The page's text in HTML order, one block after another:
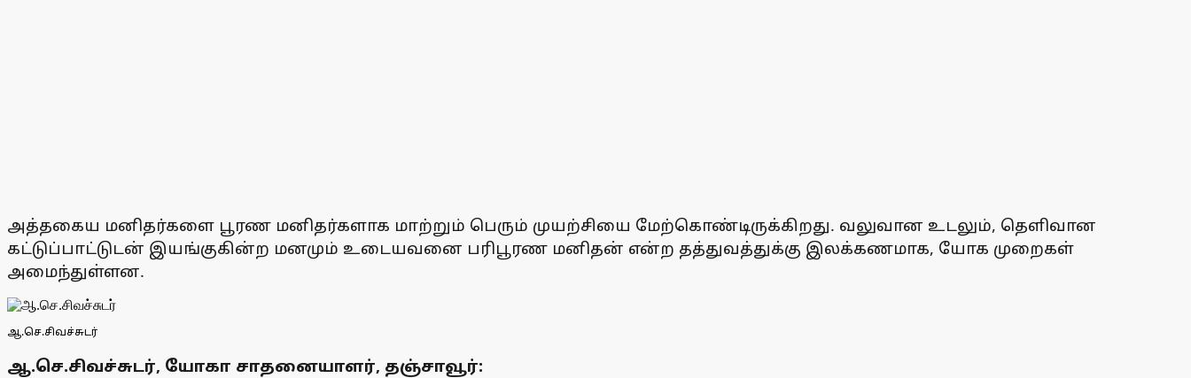
அத்தகைய மனிதர்களை பூரண மனிதர்களாக மாற்றும் பெரும் முயற்சியை மேற்கொண்டிருக்கிறது. வலுவான உடலும், தெளிவான
கட்டுப்பாட்டுடன் இயங்குகின்ற மனமும் உடையவனை பரிபூரண மனிதன் என்ற தத்துவத்துக்கு இலக்கணமாக, யோக முறைகள்
அமைந்துள்ளன.
ஆ.செ.சிவச்சுடர்
ஆ.செ.சிவச்சுடர், யோகா சாதனையாளர், தஞ்சாவூர்: